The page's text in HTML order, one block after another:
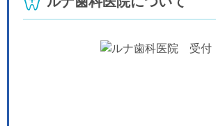
- 休 -